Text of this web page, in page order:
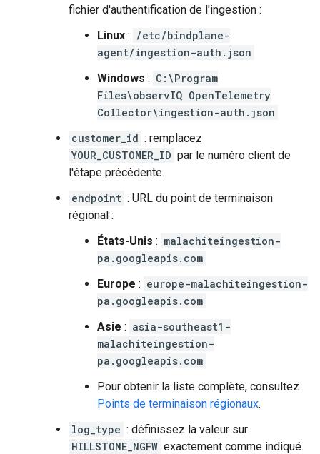
fichier d'authentification de l'ingestion :
Linux : /etc/bindplane-
agent/ingestion-auth.json
Windows : C:\Program
Files\observIQ OpenTelemetry
Collector\ingestion-auth.json
customer_id : remplacez
YOUR_CUSTOMER_ID par le numéro client de
l'étape précédente.
endpoint : URL du point de terminaison
régional :
États-Unis : malachiteingestion-
pa.googleapis.com
Europe : europe-malachiteingestion-
pa.googleapis.com
Asie : asia-southeast1-
malachiteingestion-
pa.googleapis.com
Pour obtenir la liste complète, consultez
Points de terminaison régionaux.
log_type : définissez la valeur sur
HILLSTONE_NGFW exactement comme indiqué.